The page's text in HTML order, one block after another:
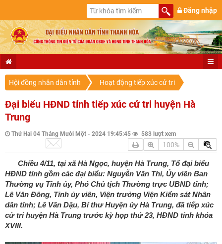
Đăng nhập
Hội đồng nhân dân tỉnh Hoạt động tiếp xúc cử tri
Đại biểu HĐND tỉnh tiếp xúc cử tri huyện Hà
Trung
Thứ Hai 04 Tháng Mười Một - 2024 19:45:45 583 lượt xem
100%
Chiều 4/11, tại xã Hà Ngọc, huyện Hà Trung, Tổ đại biểu
HĐND tỉnh gồm các đại biểu: Nguyễn Văn Thi, Ủy viên Ban
Thường vụ Tỉnh ủy, Phó Chủ tịch Thường trực UBND tỉnh;
Lê Văn Đông, Tỉnh ủy viên, Viện trưởng Viện Kiểm sát Nhân
dân tỉnh; Lê Văn Dậu, Bí thư Huyện ủy Hà Trung, đã tiếp xúc
cử tri huyện Hà Trung trước kỳ họp thứ 23, HĐND tỉnh khóa
XVIII.